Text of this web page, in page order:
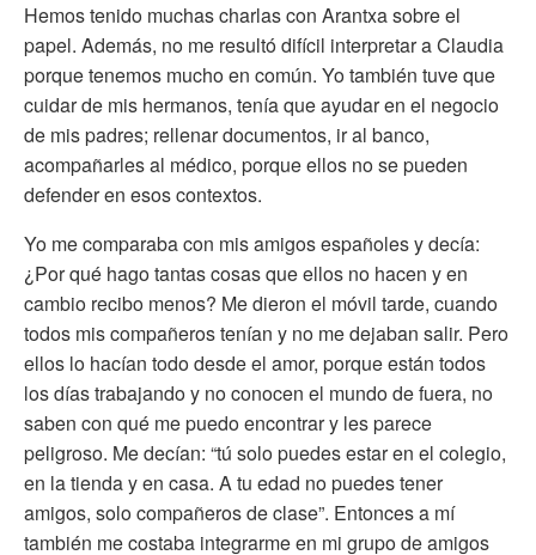
Hemos tenido muchas charlas con Arantxa sobre el
papel. Además, no me resultó difícil interpretar a Claudia
porque tenemos mucho en común. Yo también tuve que
cuidar de mis hermanos, tenía que ayudar en el negocio
de mis padres; rellenar documentos, ir al banco,
acompañarles al médico, porque ellos no se pueden
defender en esos contextos.
Yo me comparaba con mis amigos españoles y decía:
¿Por qué hago tantas cosas que ellos no hacen y en
cambio recibo menos? Me dieron el móvil tarde, cuando
todos mis compañeros tenían y no me dejaban salir. Pero
ellos lo hacían todo desde el amor, porque están todos
los días trabajando y no conocen el mundo de fuera, no
saben con qué me puedo encontrar y les parece
peligroso. Me decían: “tú solo puedes estar en el colegio,
en la tienda y en casa. A tu edad no puedes tener
amigos, solo compañeros de clase”. Entonces a mí
también me costaba integrarme en mi grupo de amigos